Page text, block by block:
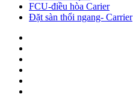
FCU-điều hòa Carier
Đặt sàn thổi ngang- Carrier